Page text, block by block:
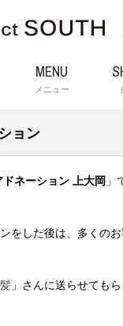
MENU
メニュー
ョン
ドネーション 上大岡 」
をした後は、多くの
」さんに送らせてもら